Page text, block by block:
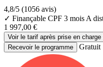
4,8/5 (1056 avis)
✓ Finançable CPF 3 mois A
1 997,00 €
Voir le tarif après prise en charge
Recevoir le programme
Gratuit